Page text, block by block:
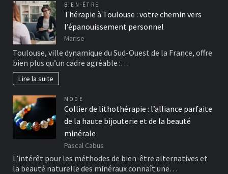
BIEN-ÊTRE
Thérapie à Toulouse : votre chemin vers
l’épanouissement personnel
Marise
Toulouse, ville dynamique du Sud-Ouest de la France, offre
bien plus qu’un cadre agréable :…
Lire la suite
MODE
Collier de lithothérapie : l’alliance parfaite
de la haute bijouterie et de la beauté
minérale
Pascal Cabus
L’intérêt pour les méthodes de bien-être alternatives et
la beauté naturelle des minéraux connaît une…